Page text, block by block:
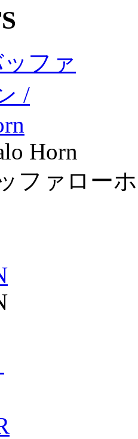
Horn
ファロー